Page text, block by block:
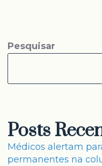
Pesquisar
Posts
Médicos alertam
permanentes na